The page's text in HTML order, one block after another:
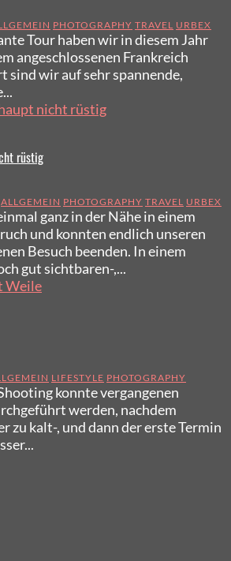
PHOTOGRAPHY TRAVEL URBEX
Tour haben wir in diesem Jahr
angeschlossenen Frankreich
sind wir auf sehr spannende,
rüstig
ALLGEMEIN PHOTOGRAPHY TRAVEL URBEX
ganz in der Nähe in einem
und konnten endlich unseren
Besuch beenden. In einem
gut sichtbaren-,...
LIFESTYLE PHOTOGRAPHY
konnte vergangenen
werden, nachdem
zu kalt-, und dann der erste Termin